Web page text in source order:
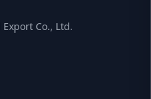
Co., Ltd.